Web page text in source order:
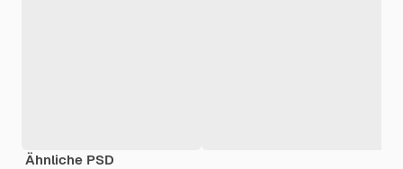
Ähnliche PSD